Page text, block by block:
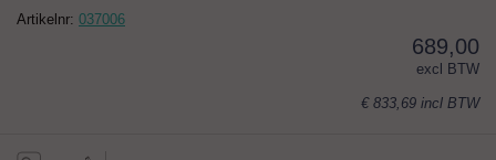
Artikelnr: 037006
689,00
excl BTW
€ 833,69 incl BTW